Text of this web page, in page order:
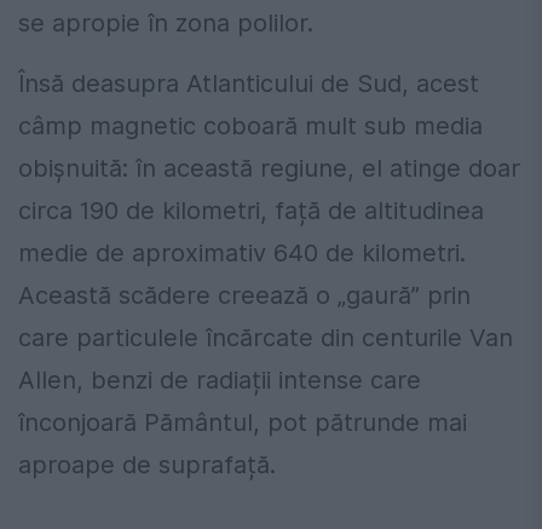
se apropie în zona polilor.
Însă deasupra Atlanticului de Sud, acest
câmp magnetic coboară mult sub media
obișnuită: în această regiune, el atinge doar
circa 190 de kilometri, față de altitudinea
medie de aproximativ 640 de kilometri.
Această scădere creează o „gaură” prin
care particulele încărcate din centurile Van
Allen, benzi de radiații intense care
înconjoară Pământul, pot pătrunde mai
aproape de suprafață.